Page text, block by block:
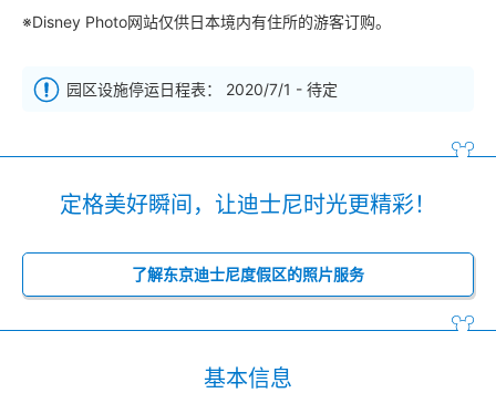
※Disney Photo网站仅供日本境内有住所的游客订购。
园区设施停运日程表： 2020/7/1 - 待定
定格美好瞬间，让迪士尼时光更精彩！
了解东京迪士尼度假区的照片服务
基本信息